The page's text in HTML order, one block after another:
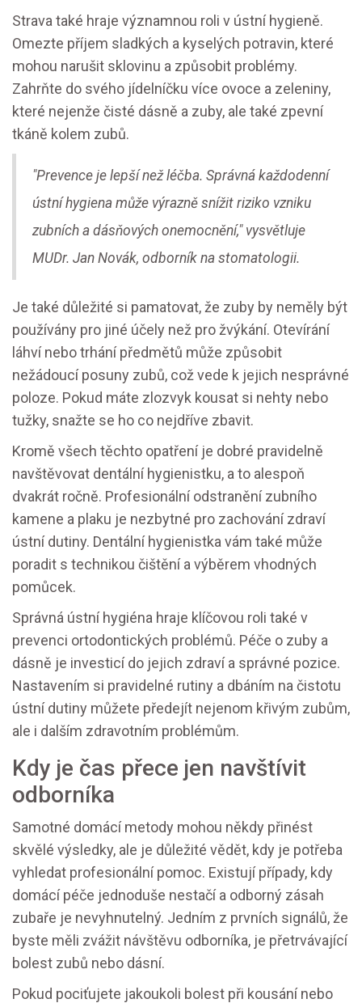
Strava také hraje významnou roli v ústní hygieně.
Omezte příjem sladkých a kyselých potravin, které
mohou narušit sklovinu a způsobit problémy.
Zahrňte do svého jídelníčku více ovoce a zeleniny,
které nejenže čisté dásně a zuby, ale také zpevní
tkáně kolem zubů.
"Prevence je lepší než léčba. Správná každodenní
ústní hygiena může výrazně snížit riziko vzniku
zubních a dásňových onemocnění," vysvětluje
MUDr. Jan Novák, odborník na stomatologii.
Je také důležité si pamatovat, že zuby by neměly být
používány pro jiné účely než pro žvýkání. Otevírání
láhví nebo trhání předmětů může způsobit
nežádoucí posuny zubů, což vede k jejich nesprávné
poloze. Pokud máte zlozvyk kousat si nehty nebo
tužky, snažte se ho co nejdříve zbavit.
Kromě všech těchto opatření je dobré pravidelně
navštěvovat dentální hygienistku, a to alespoň
dvakrát ročně. Profesionální odstranění zubního
kamene a plaku je nezbytné pro zachování zdraví
ústní dutiny. Dentální hygienistka vám také může
poradit s technikou čištění a výběrem vhodných
pomůcek.
Správná ústní hygiéna hraje klíčovou roli také v
prevenci ortodontických problémů. Péče o zuby a
dásně je investicí do jejich zdraví a správné pozice.
Nastavením si pravidelné rutiny a dbáním na čistotu
ústní dutiny můžete předejít nejenom křivým zubům,
ale i dalším zdravotním problémům.
Kdy je čas přece jen navštívit
odborníka
Samotné domácí metody mohou někdy přinést
skvělé výsledky, ale je důležité vědět, kdy je potřeba
vyhledat profesionální pomoc. Existují případy, kdy
domácí péče jednoduše nestačí a odborný zásah
zubaře je nevyhnutelný. Jedním z prvních signálů, že
byste měli zvážit návštěvu odborníka, je přetrvávající
bolest zubů nebo dásní.
Pokud pociťujete jakoukoli bolest při kousání nebo